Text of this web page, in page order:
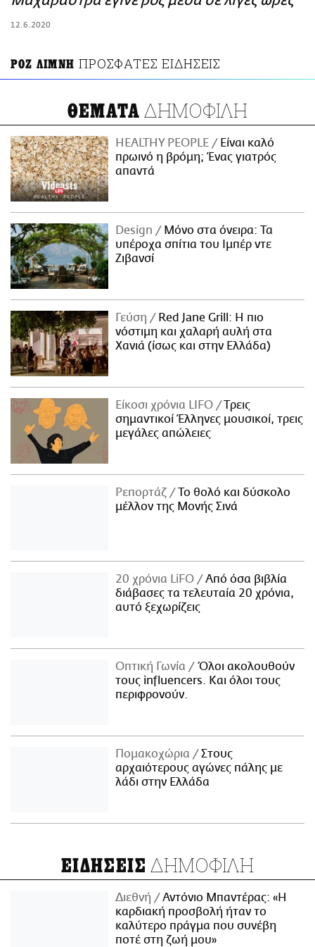
12.6.2020
ΡΟΖ ΛΙΜΝΗ ΠΡΟΣΦΑΤΕΣ ΕΙΔΗΣΕΙΣ
ΘΕΜΑΤΑ ΔΗΜΟΦΙΛΗ
HEALTHY PEOPLE
Είναι καλό
πρωινό η βρόμη; Ένας γιατρός
απαντά
Design
Μόνο στα όνειρα: Τα
υπέροχα σπίτια του Ιμπέρ ντε
Ζιβανσί
Γεύση
Red Jane Grill: Η πιο
νόστιμη και χαλαρή αυλή στα
Χανιά (ίσως και στην Ελλάδα)
Είκοσι χρόνια LIFO
Tρεις
σημαντικοί Έλληνες μουσικοί, τρεις
μεγάλες απώλειες
Ρεπορτάζ
Το θολό και δύσκολο
μέλλον της Μονής Σινά
20 χρόνια LiFO
Από όσα βιβλία
διάβασες τα τελευταία 20 χρόνια,
αυτό ξεχωρίζεις
Οπτική Γωνία
Όλοι ακολουθούν
τους influencers. Και όλοι τους
περιφρονούν.
Πομακοχώρια
Στους
αρχαιότερους αγώνες πάλης με
λάδι στην Ελλάδα
ΕΙΔΗΣΕΙΣ ΔΗΜΟΦΙΛΗ
Διεθνή
Αντόνιο Μπαντέρας: «Η
καρδιακή προσβολή ήταν το
καλύτερο πράγμα που συνέβη
ποτέ στη ζωή μου»